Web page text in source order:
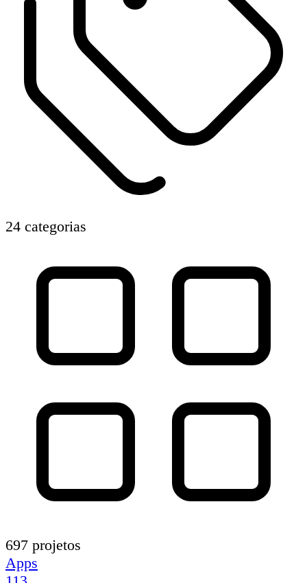
24 categorias
697 projetos
Apps